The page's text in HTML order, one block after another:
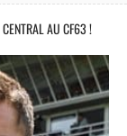
AU CF63 !